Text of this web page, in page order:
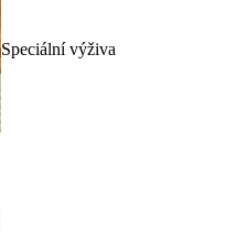
Speciální výživa